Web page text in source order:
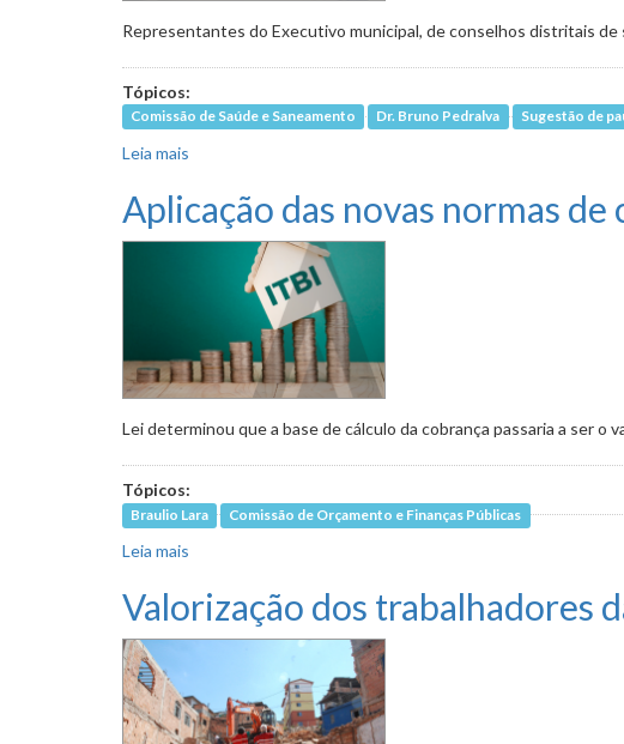
Representantes do Executivo municipal, de conselhos distritais de
Tópicos:
Comissão de Saúde e Saneamento Dr. Bruno Pedralva Sugestão de
Leia mais
Aplicação das novas normas
Lei determinou que a base de cálculo da cobrança passaria a ser o
Tópicos:
Braulio Lara Comissão de Orçamento e Finanças Públicas
Leia mais
Valorização dos trabalhadores